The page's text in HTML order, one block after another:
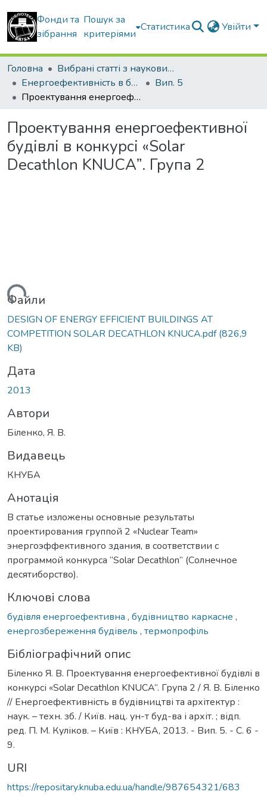
Фонди та
зібрання
Пошук за
критеріями
Статистика Увійти
Головна
Вибрані статті з наукових збірників КНУБА
Енергоефективність в будівництві та архітектурі
Вип. 5
Проектування енергоефективної будівлі в конкурсі «Solar Decathlon KNUCA”. Група 2
Проектування енергоефективної
будівлі в конкурсі «Solar
Decathlon KNUCA”. Група 2
Файли
DESIGN OF ENERGY EFFICIENT BUILDINGS AT
COMPETITION SOLAR DECATHLON KNUCA.pdf(826,9
KB)
Дата
2013
Автори
Біленко, Я. В.
Видавець
КНУБА
Анотація
В статье изложены основные результаты
проектирования группой 2 «Nuclear Team»
энергоэффективного здания, в соответствии с
программой конкурса “Solar Decathlon” (Солнечное
десятиборство).
Ключові слова
будівля енергоефективна , будівництво каркасне ,
енергозбереження будівель , термопрофіль
Бібліографічний опис
Біленко Я. В. Проектування енергоефективної будівлі в
конкурсі «Solar Decathlon KNUCA”. Група 2 / Я. В. Біленко
// Енергоефективність в будівництві та архітектур :
наук. – техн. зб. / Київ. нац. ун-т буд-ва і архіт. ; відп.
ред. П. М. Куліков. – Київ : КНУБА, 2013. - Вип. 5. - С. 6 -
9.
URI
https://repositary.knuba.edu.ua/handle/987654321/683